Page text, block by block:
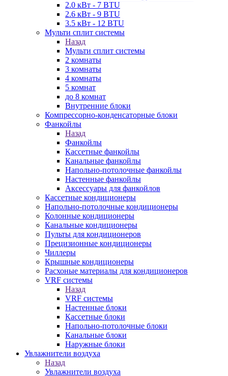
2.0 кВт - 7 BTU
2.6 кВт - 9 BTU
3.5 кВт - 12 BTU
Мульти сплит системы
Назад
Мульти сплит системы
2 комнаты
3 комнаты
4 комнаты
5 комнат
до 8 комнат
Внутренние блоки
Компрессорно-конденсаторные блоки
Фанкойлы
Назад
Фанкойлы
Кассетные фанкойлы
Канальные фанкойлы
Напольно-потолочные фанкойлы
Настенные фанкойлы
Аксессуары для фанкойлов
Кассетные кондиционеры
Напольно-потолочные кондиционеры
Колонные кондиционеры
Канальные кондиционеры
Пульты для кондиционеров
Прецизионные кондиционеры
Чиллеры
Крышные кондиционеры
Расхоные материалы для кондиционеров
VRF системы
Назад
VRF системы
Настенные блоки
Кассетные блоки
Напольно-потолочные блоки
Канальные блоки
Наружные блоки
Увлажнители воздуха
Назад
Увлажнители воздуха